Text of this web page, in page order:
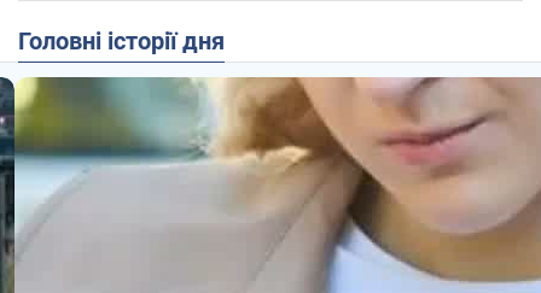
Головні історії дня